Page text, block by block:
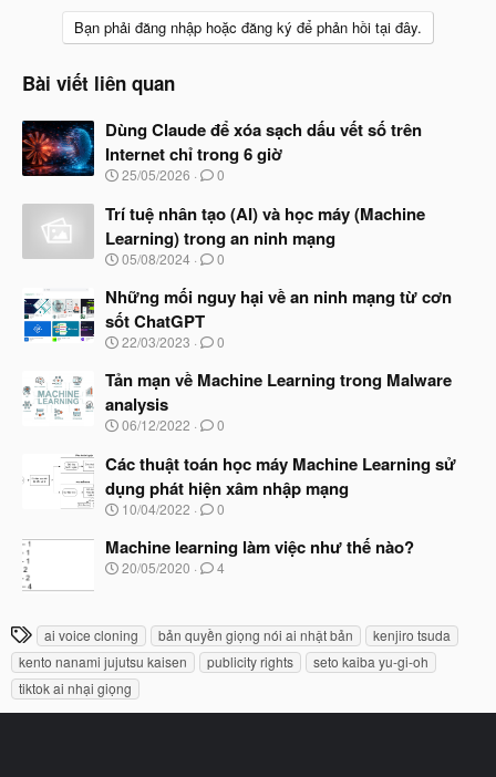
Bạn phải đăng nhập hoặc đăng ký để phản hồi tại đây.
Bài viết liên quan
Dùng Claude để xóa sạch dấu vết số trên
Internet chỉ trong 6 giờ
N
à
b
ắ
đ
ầ
u
25/05/2026 0
Trí tuệ nhân tạo (AI) và học máy (Machine
Learning) trong an ninh mạng
N
à
y
b
ắ
đ
ầ
u
05/08/2024 0
Những mối nguy hại về an ninh mạng từ cơn
sốt ChatGPT
N
à
b
ắ
đ
ầ
u
22/03/2023 0
Tản mạn về Machine Learning trong Malware
analysis
N
à
y
b
ắ
đ
ầ
06/12/2022 0
Các thuật toán học máy Machine Learning sử
dụng phát hiện xâm nhập mạng
N
à
y
b
đ
ầ
u
10/04/2022 0
Machine learning làm việc như thế nào?
N
b
ắ
t
đ
20/05/2020 4
T
h
ẻ
ai voice cloning bản quyền giọng nói ai nhật bản
kenjiro tsuda
kento nanami jujutsu kaisen
publicity rights
seto kaiba yu-gi-oh
tiktok ai nhại giọng